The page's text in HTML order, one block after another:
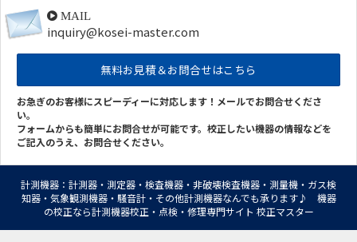
MAIL
inquiry@kosei-master.com
無料お見積＆お問合せはこちら
お急ぎのお客様にスピーディーに対応します！メールでお問合せくださ
い。
フォームからも簡単にお問合せが可能です。校正したい機器の情報などを
ご記入のうえ、お問合せください。
計測機器：計測器・測定器・検査機器・非破壊検査機器・測量機・ガス検
知器・気象観測機器・騒音計・その他計測機器なんでも承ります♪ 機器
の校正なら計測機器校正・点検・修理専門サイト 校正マスター